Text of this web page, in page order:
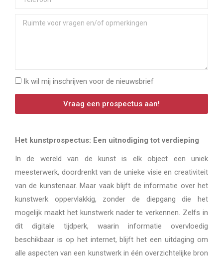
Ik wil mij inschrijven voor de nieuwsbrief
Vraag een prospectus aan!
Het kunstprospectus: Een uitnodiging tot verdieping
In de wereld van de kunst is elk object een uniek
meesterwerk, doordrenkt van de unieke visie en creativiteit
van de kunstenaar. Maar vaak blijft de informatie over het
kunstwerk oppervlakkig, zonder de diepgang die het
mogelijk maakt het kunstwerk nader te verkennen. Zelfs in
dit digitale tijdperk, waarin informatie overvloedig
beschikbaar is op het internet, blijft het een uitdaging om
alle aspecten van een kunstwerk in één overzichtelijke bron